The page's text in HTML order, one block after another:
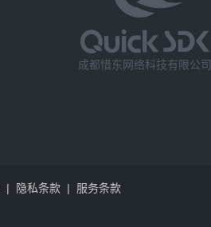
成都惜东网络科技有限公司
| 隐私条款| 服务条款